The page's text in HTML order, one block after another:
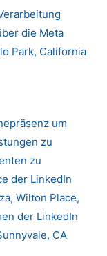
die Meta
Park, California
um
zu
zu
der LinkedIn
Wilton Place,
der LinkedIn
CA